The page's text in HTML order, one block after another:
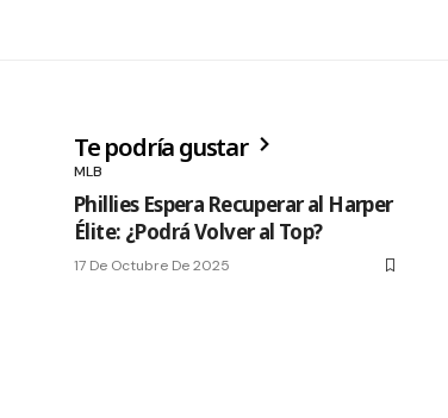
Te podría gustar
MLB
Phillies Espera Recuperar al Harper
Élite: ¿Podrá Volver al Top?
17 De Octubre De 2025